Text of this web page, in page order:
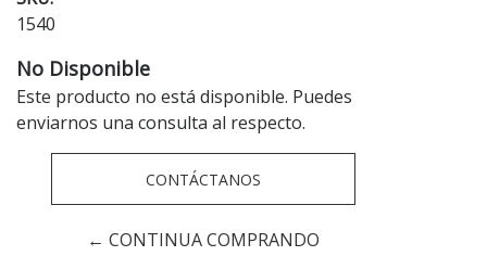
1540
No Disponible
Este producto no está disponible. Puedes
enviarnos una consulta al respecto.
CONTÁCTANOS
← CONTINUA COMPRANDO